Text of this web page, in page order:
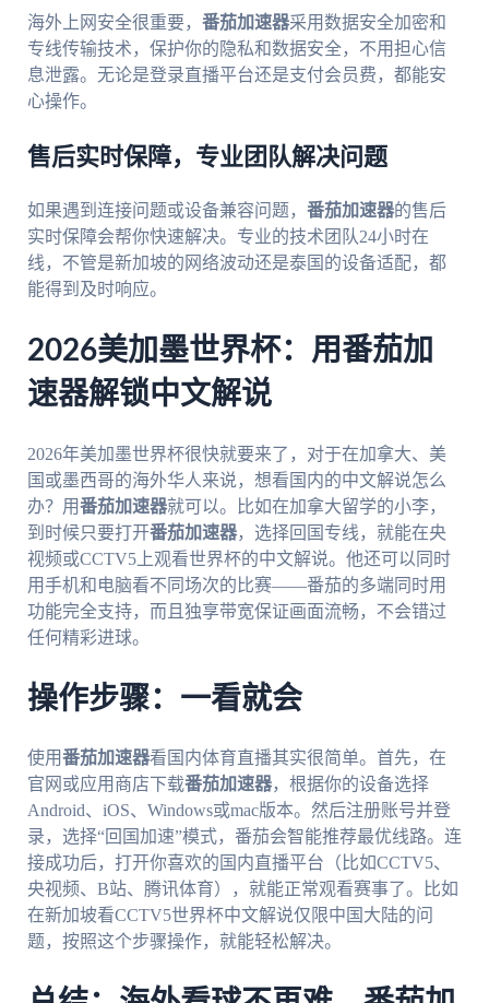
海外上网安全很重要， 番茄加速器采用数据安全加密和
专线传输技术，保护你的隐私和数据安全，不用担心信
息泄露。无论是登录直播平台还是支付会员费，都能安
心操作。
售后实时保障，专业团队解决问题
如果遇到连接问题或设备兼容问题， 番茄加速器的售后
实时保障会帮你快速解决。专业的技术团队24小时在
线，不管是新加坡的网络波动还是泰国的设备适配，都
能得到及时响应。
2026美加墨世界杯：用番茄加
速器解锁中文解说
2026年美加墨世界杯很快就要来了，对于在加拿大、美
国或墨西哥的海外华人来说，想看国内的中文解说怎么
办？用番茄加速器就可以。比如在加拿大留学的小李，
到时候只要打开番茄加速器，选择回国专线，就能在央
视频或CCTV5上观看世界杯的中文解说。他还可以同时
用手机和电脑看不同场次的比赛——番茄的多端同时用
功能完全支持，而且独享带宽保证画面流畅，不会错过
任何精彩进球。
操作步骤：一看就会
使用番茄加速器看国内体育直播其实很简单。首先，在
官网或应用商店下载番茄加速器，根据你的设备选择
Android、iOS、Windows或mac版本。然后注册账号并登
录，选择“回国加速”模式，番茄会智能推荐最优线路。连
接成功后，打开你喜欢的国内直播平台（比如CCTV5、
央视频、B站、腾讯体育），就能正常观看赛事了。比如
在新加坡看CCTV5世界杯中文解说仅限中国大陆的问
题，按照这个步骤操作，就能轻松解决。